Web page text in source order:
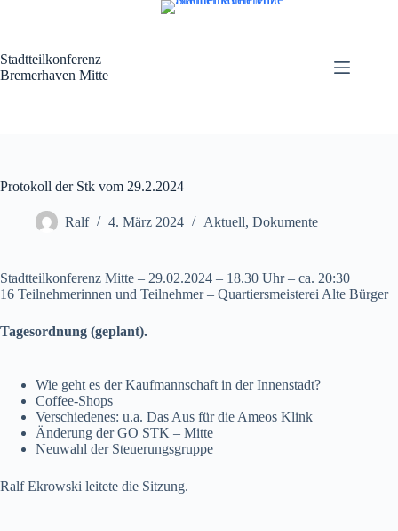
Stadtteilkonferenz
Bremerhaven Mitte
Protokoll der Stk vom 29.2.2024
Ralf 4. März 2024 Aktuell, Dokumente
Stadtteilkonferenz Mitte – 29.02.2024 – 18.30 Uhr – ca. 20:30
16 Teilnehmerinnen und Teilnehmer – Quartiersmeisterei Alte Bürger
Tagesordnung (geplant).
Wie geht es der Kaufmannschaft in der Innenstadt?
Coffee-Shops
Verschiedenes: u.a. Das Aus für die Ameos Klink
Änderung der GO STK – Mitte
Neuwahl der Steuerungsgruppe
Ralf Ekrowski leitete die Sitzung.